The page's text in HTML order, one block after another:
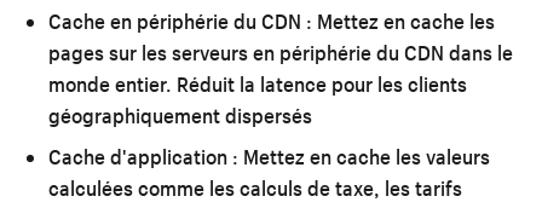
Cache en périphérie du CDN : Mettez en cache les
pages sur les serveurs en périphérie du CDN dans le
monde entier. Réduit la latence pour les clients
géographiquement dispersés
Cache d'application : Mettez en cache les valeurs
calculées comme les calculs de taxe, les tarifs